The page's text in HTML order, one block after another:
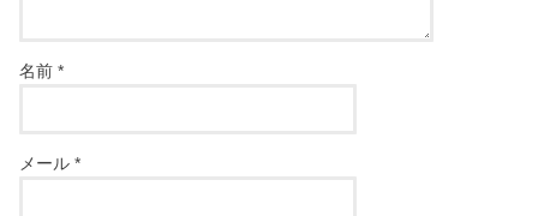
名前*
メール*